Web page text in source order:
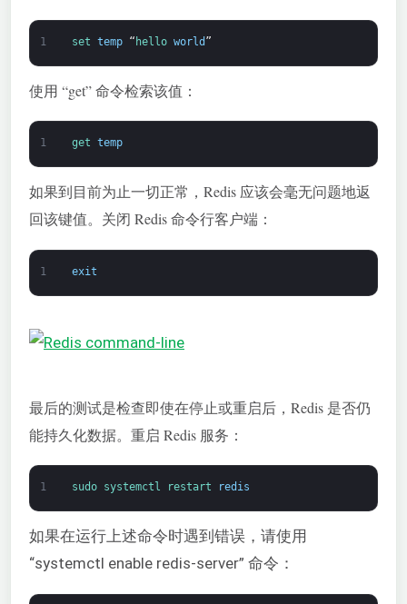
1 set temp “ hello world ”
使用 “get” 命令检索该值：
1 get temp
如果到目前为止一切正常，Redis 应该会毫无问题地返
回该键值。关闭 Redis 命令行客户端：
1 exit
最后的测试是检查即使在停止或重启后，Redis 是否仍
能持久化数据。重启 Redis 服务：
1 sudo systemctl restart redis
如果在运行上述命令时遇到错误，请使用
“systemctl enable redis-server” 命令：